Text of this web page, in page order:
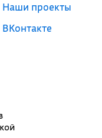
Наши проекты
ВКонтакте